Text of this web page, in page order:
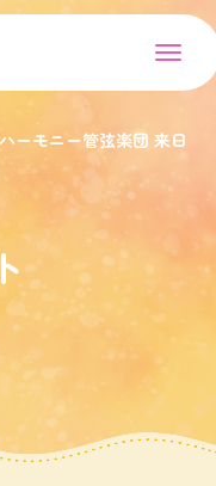
ーモニー管弦楽団 来日